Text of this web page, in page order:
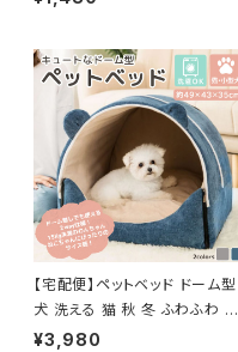
【宅配便】ペットベッド ドーム型
犬 洗える 猫 秋 冬 ふわふわ ／
pets006
¥3,980